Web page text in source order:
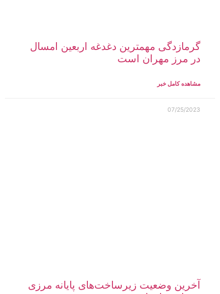
گرمازدگی مهمترین دغدغه اربعین امسال
در مرز مهران است
مشاهده کامل خبر
07/25/2023
آخرین وضعیت زیرساخت‌های پایانه مرزی